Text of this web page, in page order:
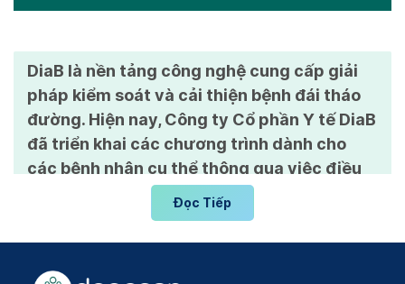
DiaB là nền tảng công nghệ cung cấp giải
pháp kiểm soát và cải thiện bệnh đái tháo
đường. Hiện nay, Công ty Cổ phần Y tế DiaB
đã triển khai các chương trình dành cho
các bệnh nhân cụ thể thông qua việc điều
chỉnh chế độ ăn uống và xây dựng kế hoạch
vận động phù hợp. Trong tương lai, DiaB
mong muốn mang đến thêm nhiều chương
Đọc Tiếp